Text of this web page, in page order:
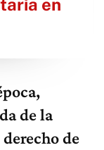
en
de la
de